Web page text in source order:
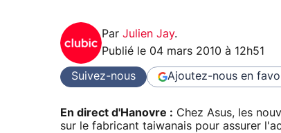
Par Julien Jay.
Publié le 04 mars 2010 à 12h51
Suivez-nous Ajoutez-nous en
En direct d'Hanovre : Chez Asus, les
sur le fabricant taiwanais pour assurer